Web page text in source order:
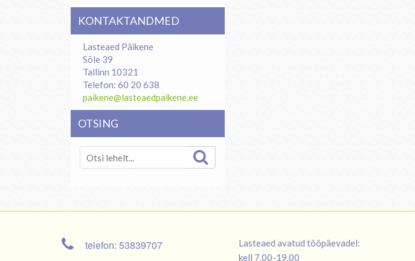
KONTAKTANDMED
Lasteaed Päikene
Sõle 39
Tallinn 10321
Telefon: 60 20 638
paikene@lasteaedpaikene.ee
OTSING
telefon: 53839707
Lasteaed avatud tööpäevadel:
kell 7.00-19.00